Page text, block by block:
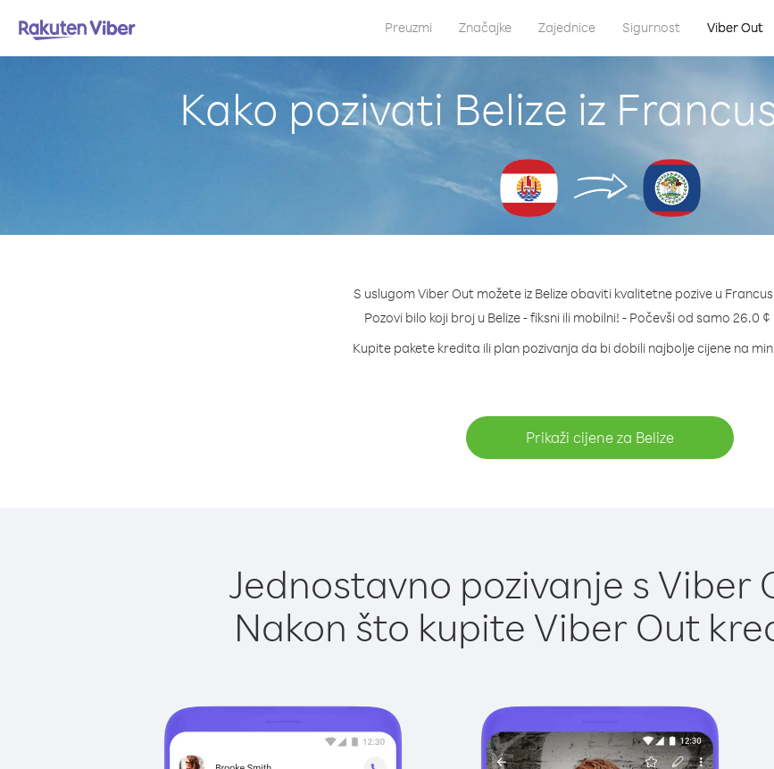
Preuzmi Značajke Zajednice Sigurnost Viber Out
Kako pozivati Belize iz
S uslugom Viber Out možete iz Belize obaviti kvalitetne pozive u
Pozovi bilo koji broj u Belize - fiksni ili mobilni! - Počevši od samo 26.0
Kupite pakete kredita ili plan pozivanja da bi dobili najbolje cijene na
Prikaži cijene za Belize
Jednostavno pozivanje s Viber
Nakon što kupite Viber Out